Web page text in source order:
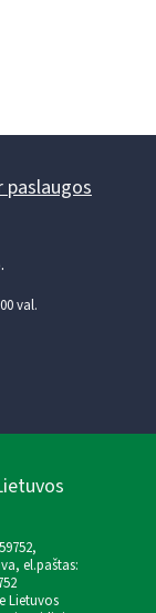
paslaugos
val.
el.paštas:
Lietuvos